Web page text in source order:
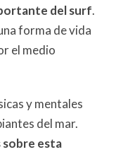
del surf.
forma de vida
el medio
y mentales
del mar.
sobre esta